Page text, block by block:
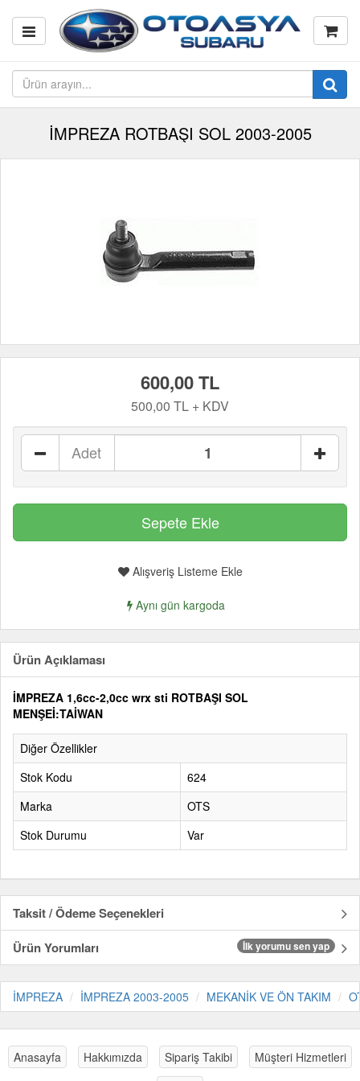
İMPREZA ROTBAŞI SOL 2003-2005
600,00 TL
500,00 TL + KDV
Adet
Alışveriş Listeme Ekle
Aynı gün kargoda
Ürün Açıklaması
İMPREZA 1,6cc-2,0cc wrx sti ROTBAŞI SOL
MENŞEİ:TAİWAN
Diğer Özellikler
Stok Kodu
624
Marka
OTS
Stok Durumu
Var
Taksit / Ödeme Seçenekleri
Ürün Yorumları
İlk yorumu sen yap
İMPREZA İMPREZA 2003-2005 MEKANİK VE ÖN TAKIM
Anasayfa Hakkımızda Sipariş Takibi
Müşteri Hizmetleri